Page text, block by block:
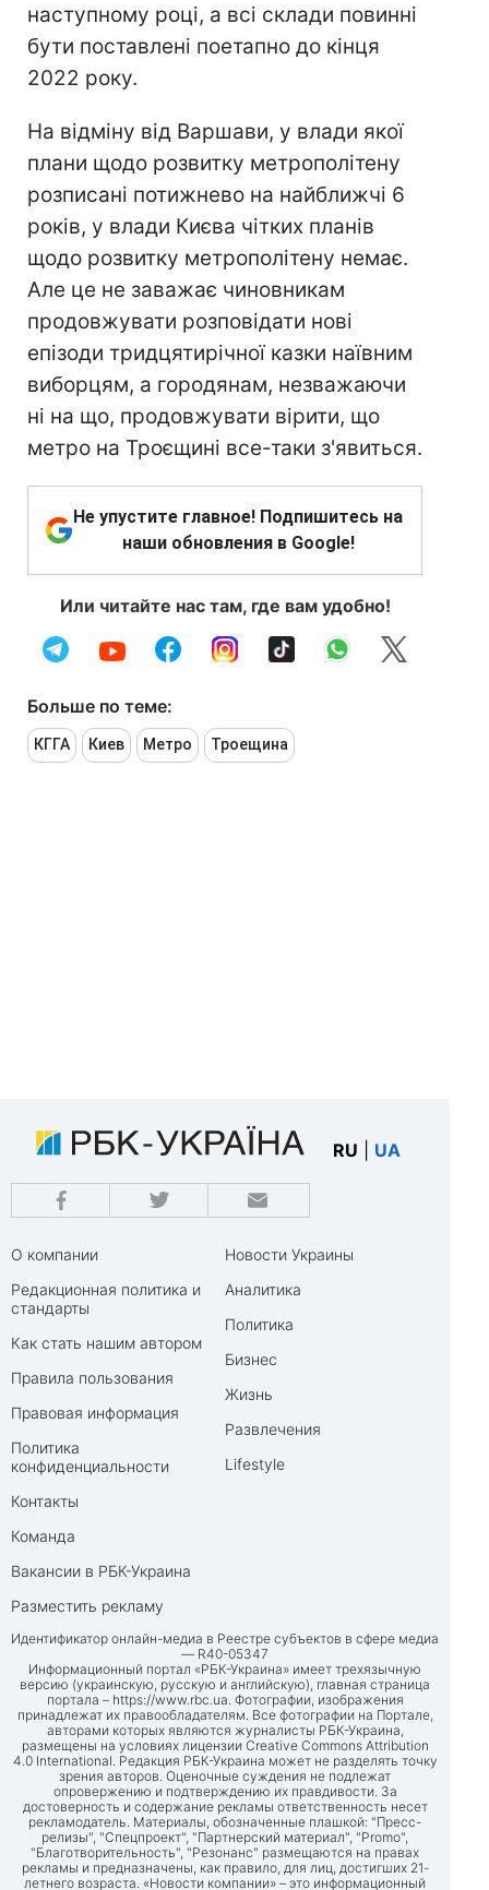
наступному році, а всі склади повинні
бути поставлені поетапно до кінця
2022 року.
На відміну від Варшави, у влади якої
плани щодо розвитку метрополітену
розписані потижнево на найближчі 6
років, у влади Києва чітких планів
щодо розвитку метрополітену немає.
Але це не заважає чиновникам
продовжувати розповідати нові
епізоди тридцятирічної казки наївним
виборцям, а городянам, незважаючи
ні на що, продовжувати вірити, що
метро на Троєщині все-таки з'явиться.
Не упустите главное! Подпишитесь на
наши обновления в Google!
Или читайте нас там, где вам удобно!
Больше по теме:
КГГА Киев Метро Троещина
RU UA
О компании
Редакционная политика и
стандарты
Как стать нашим автором
Правила пользования
Правовая информация
Политика
конфиденциальности
Контакты
Команда
Вакансии в РБК-Украина
Разместить рекламу
Новости Украины
Аналитика
Политика
Бизнес
Жизнь
Развлечения
Lifestyle
Идентификатор онлайн-медиа в Реестре субъектов в сфере медиа
— R40-05347
Информационный портал «РБК-Украина» имеет трехязычную
версию (украинскую, русскую и английскую), главная страница
портала – https://www.rbc.ua . Фотографии, изображения
принадлежат их правообладателям. Все фотографии на Портале,
авторами которых являются журналисты РБК-Украина,
размещены на условиях лицензии Creative Commons Attribution
4.0 International. Редакция РБК-Украина может не разделять точку
зрения авторов. Оценочные суждения не подлежат
опровержению и подтверждению их правдивости. За
достоверность и содержание рекламы ответственность несет
рекламодатель. Материалы, обозначенные плашкой: "Пресс-
релизы", "Спецпроект", "Партнерский материал", "Promo",
"Благотворительность", "Резонанс" размещаются на правах
рекламы и предназначены, как правило, для лиц, достигших 21-
летнего возраста. «Новости компании» – это информационный